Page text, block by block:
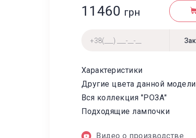
11460 грн
Характеристики
Другие цвета данной модели
Вся коллекция "РОЗА"
Подходящие лампочки
Видео о производстве